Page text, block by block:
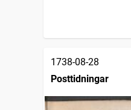
1738-08-28
Posttidningar